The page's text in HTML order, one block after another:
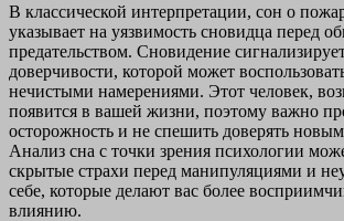
В классической интерпретации, сон о
указывает на уязвимость сновидца перед
предательством. Сновидение
доверчивости, которой может
нечистыми намерениями. Этот человек,
появится в вашей жизни, поэтому важно
осторожность и не спешить доверять
Анализ сна с точки зрения психологии
скрытые страхи перед манипуляциями и
себе, которые делают вас более
влиянию.